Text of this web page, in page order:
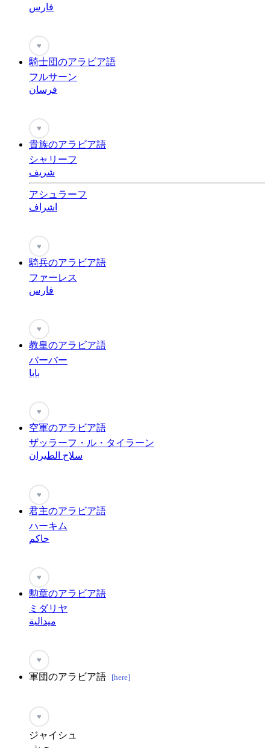
فارس
♥
騎士団のアラビア語
フルサーン
فرسان
♥
貴族のアラビア語
シャリーフ
شريف
アシュラーフ
اشراف
♥
騎兵のアラビア語
ファーレス
فارس
♥
教皇のアラビア語
バーバー
بابا
♥
空軍のアラビア語
ザッラーフ・ル・タイラーン
سلاح الطيران
♥
君主のアラビア語
ハーキム
حاكم
♥
勲章のアラビア語
ミダリヤ
ميدالية
♥
軍団のアラビア語 [here]
♥
ジャイシュ